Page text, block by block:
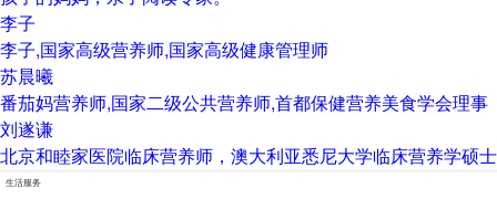
李子
李子,国家高级营养师,国家高级健康管理师
苏晨曦
番茄妈营养师,国家二级公共营养师,首都保健营养美食学会理事
刘遂谦
北京和睦家医院临床营养师，澳大利亚悉尼大学临床营养学硕士
生活服务